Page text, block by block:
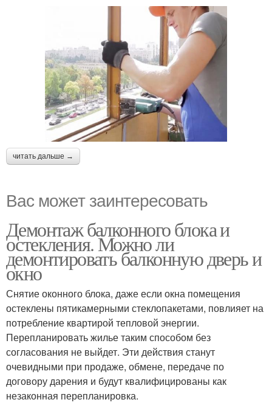
читать дальше →
Вас может заинтересовать
Демонтаж балконного блока и
остекления. Можно ли
демонтировать балконную дверь и
окно
Снятие оконного блока, даже если окна помещения
остеклены пятикамерными стеклопакетами, повлияет на
потребление квартирой тепловой энергии.
Перепланировать жилье таким способом без
согласования не выйдет. Эти действия станут
очевидными при продаже, обмене, передаче по
договору дарения и будут квалифицированы как
незаконная перепланировка.